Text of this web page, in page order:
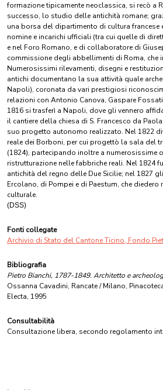
formazione tipicamente neoclassica, si recò a
successo, lo studio delle antichità romane;
una borsa del dipartimento di cultura francese
nomine e incarichi ufficiali (tra cui quelle di
e nel Foro Romano, e di collaboratore di
commissione degli abbellimenti di Roma, che
Numerosissimi rilevamenti, disegni e
antichi documentano la sua attività quale
Napoli), coronata da vari prestigiosi
relazioni con Antonio Canova, Gaspare
1816 si trasferì a Napoli, dove gli vennero
il cantiere della chiesa di S. Francesco da
suo progetto autonomo realizzato. Nel 1822
reale dei Borboni, per cui progettò la sala del
(1824), partecipando inoltre a numerosissime
ristrutturazione nelle fabbriche reali. Nel 1824
antichità del regno delle Due Sicilie; nel 1827
Ercolano, di Pompei e di Paestum, che
culturale.
(DSS)
Fonti collegate
Archivio di Stato del Cantone Ticino, Fondo
Bibliografia
Pietro Bianchi, 1787-1849. Architetto e
Ossanna Cavadini, Rancate / Milano,
Electa, 1995
Consultabilità
Consultazione libera, secondo regolamento